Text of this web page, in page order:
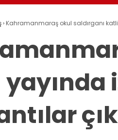
› Kahramanmaraş okul saldırganı